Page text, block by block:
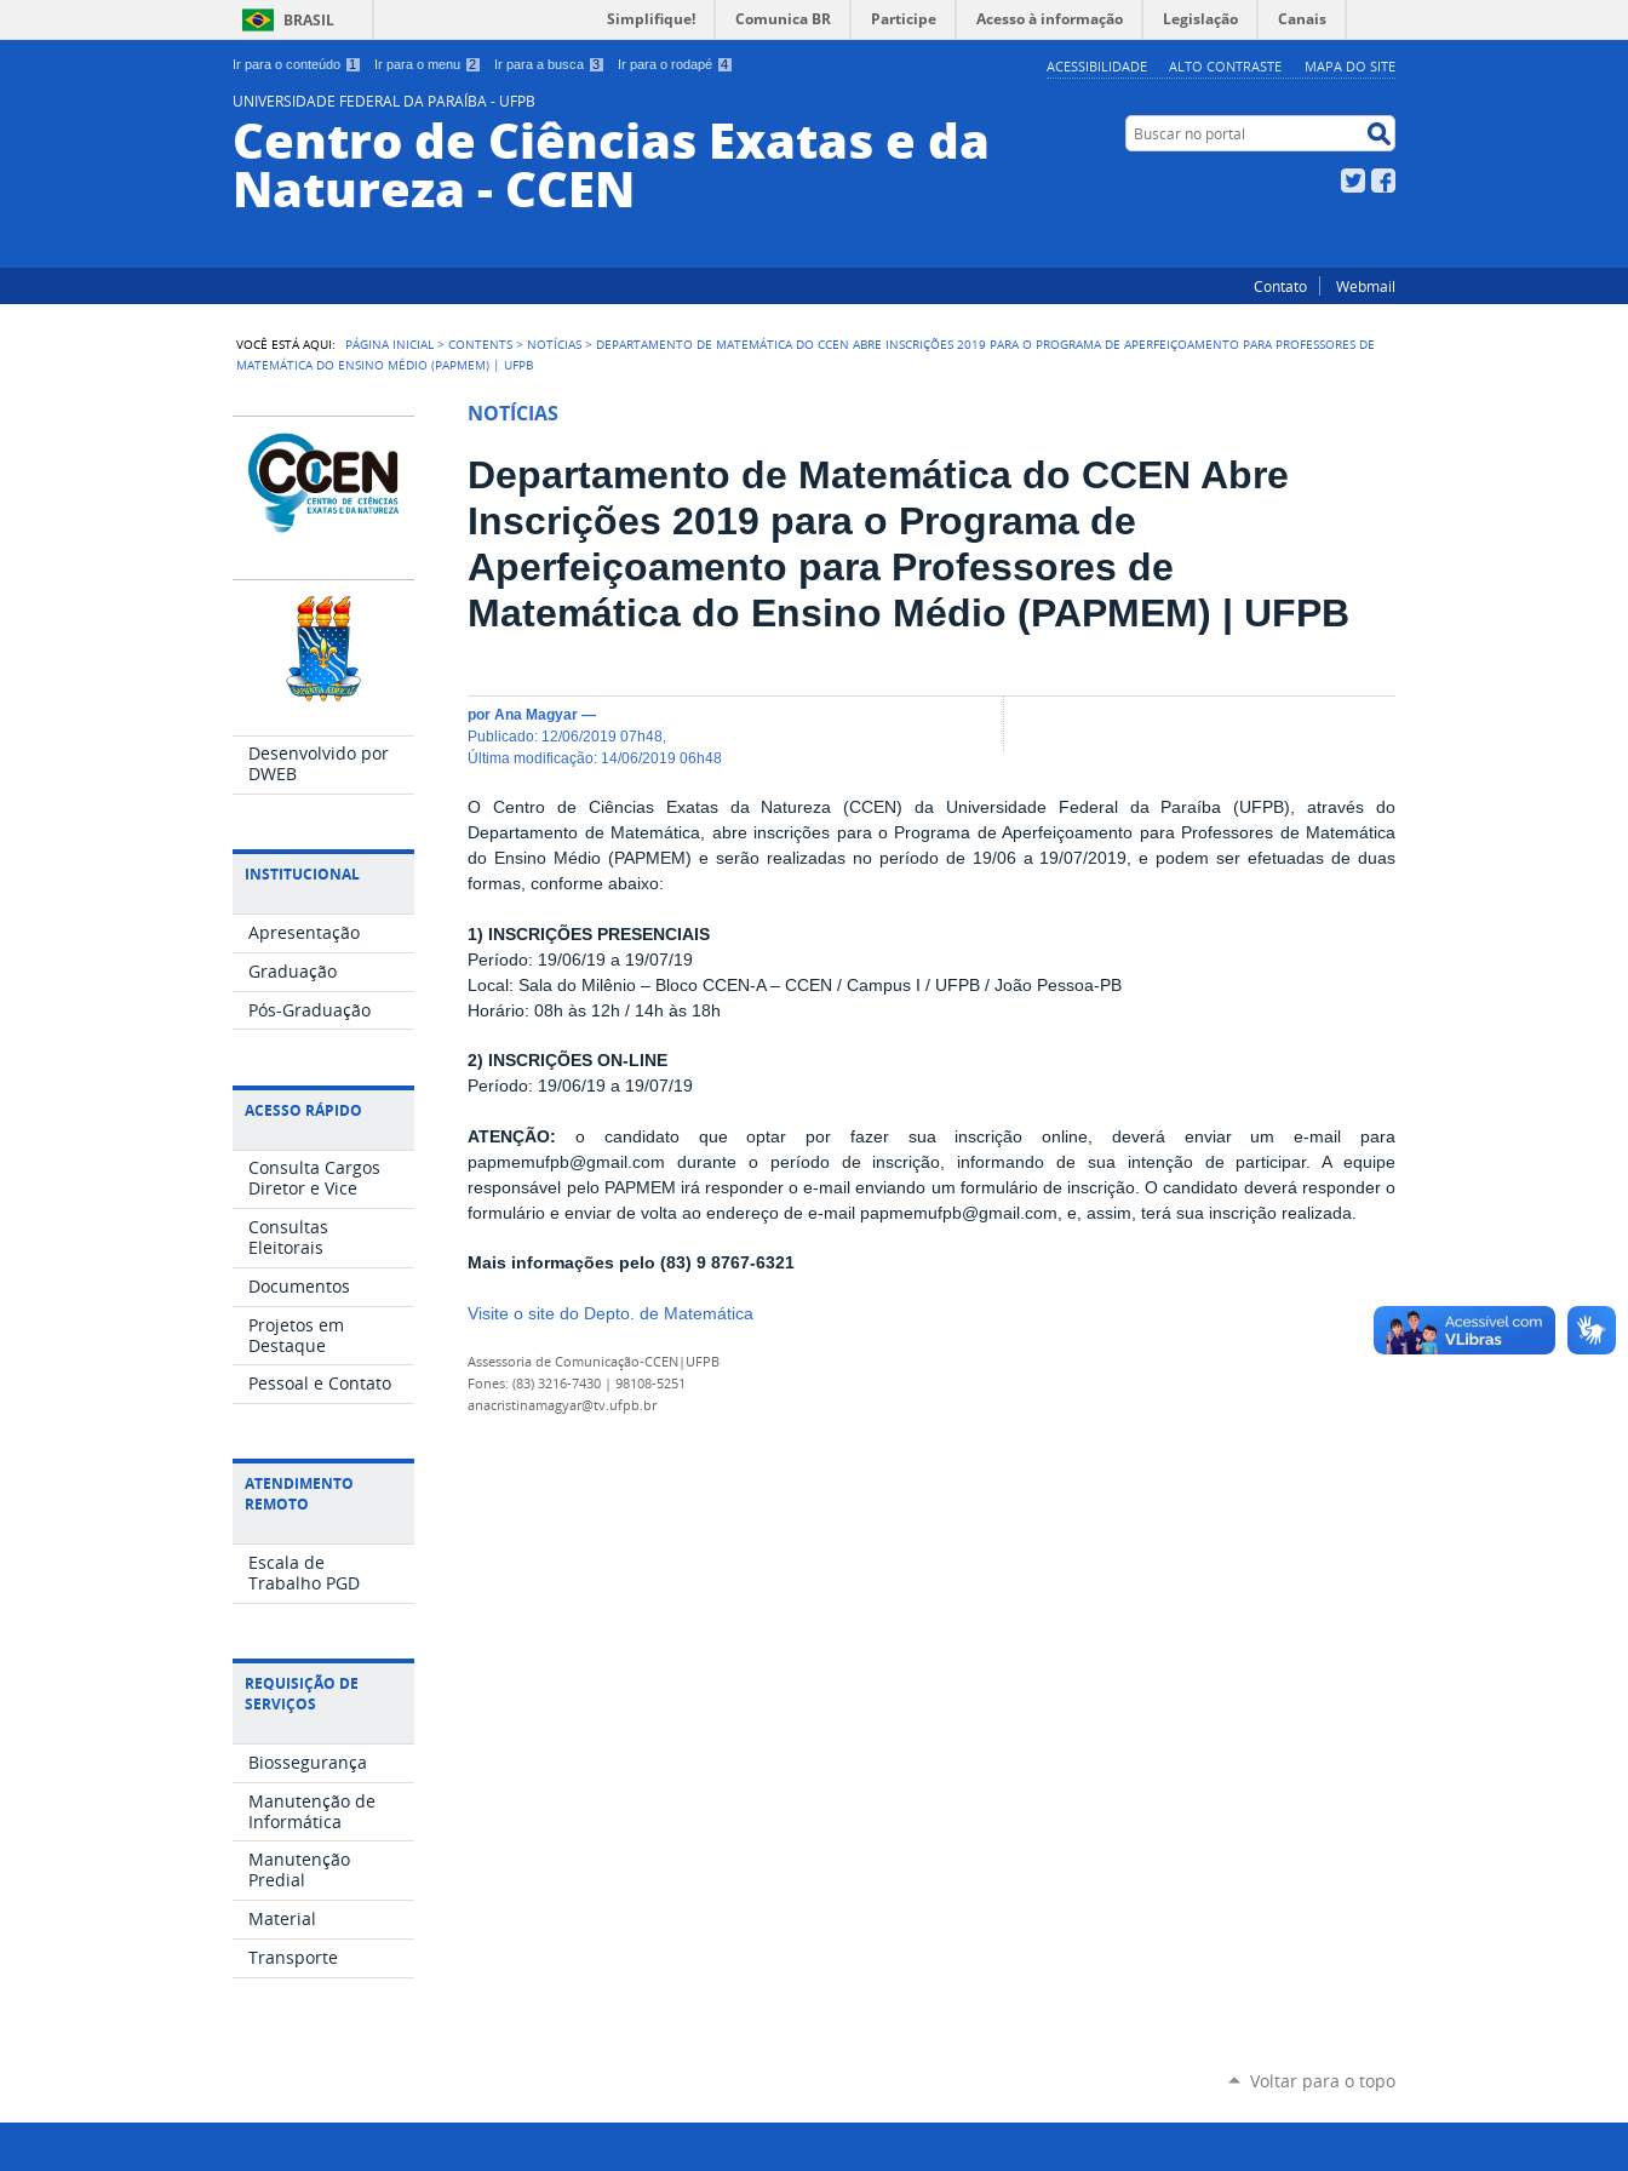
Ir para o conteúdo 1 Ir para o menu 2 Ir para a busca 3 Ir para o rodapé 4 ACESSIBILIDADE ALTO CONTRASTE MAPA DO SITE
BRASIL Simplifique! Comunica BR Participe Acesso à informação Legislação Canais
UNIVERSIDADE FEDERAL DA PARAÍBA - UFPB
Centro de Ciências Exatas e da
Natureza - CCEN
Buscar no portal
Twitter
Contato Webmail
VOCÊ ESTÁ AQUI: PÁGINA INICIAL >CONTENTS > NOTÍCIAS > DEPARTAMENTO DE MATEMÁTICA DO CCEN ABRE INSCRIÇÕES 2019 PARA O PROGRAMA DE APERFEIÇOAMENTO PARA PROFESSORES DE
MATEMÁTICA DO ENSINO MÉDIO (PAPMEM) | UFPB
Desenvolvido por
DWEB
INSTITUCIONAL
Apresentação
Graduação
Pós-Graduação
ACESSO RÁPIDO
Consulta Cargos
Diretor e Vice
Consultas
Eleitorais
Documentos
Projetos em
Destaque
Pessoal e Contato
ATENDIMENTO
REMOTO
Escala de
Trabalho PGD
REQUISIÇÃO DE
SERVIÇOS
Biossegurança
Manutenção de
Informática
Manutenção
Predial
Material
Transporte
NOTÍCIAS
Departamento de Matemática do CCEN Abre
Inscrições 2019 para o Programa de
Aperfeiçoamento para Professores de
Matemática do Ensino Médio (PAPMEM) | UFPB
porAna Magyar —
publicado: 12/06/2019 07h48
última modificação: 14/06/2019 06h48
O Centro de Ciências Exatas da Natureza (CCEN) da Universidade Federal da Paraíba (UFPB), através do
Departamento de Matemática, abre inscrições para o Programa de Aperfeiçoamento para Professores de Matemática
do Ensino Médio (PAPMEM) e serão realizadas no período de 19/06 a 19/07/2019, e podem ser efetuadas de duas
formas, conforme abaixo:
1) INSCRIÇÕES PRESENCIAIS
Período: 19/06/19 a 19/07/19
Local: Sala do Milênio – Bloco CCEN-A – CCEN / Campus I / UFPB / João Pessoa-PB
Horário: 08h às 12h / 14h às 18h
2) INSCRIÇÕES ON-LINE
Período: 19/06/19 a 19/07/19
ATENÇÃO: o candidato que optar por fazer sua inscrição online, deverá enviar um e-mail para
papmemufpb@gmail.com durante o período de inscrição, informando de sua intenção de participar. A equipe
responsável pelo PAPMEM irá responder o e-mail enviando um formulário de inscrição. O candidato deverá responder o
formulário e enviar de volta ao endereço de e-mail papmemufpb@gmail.com, e, assim, terá sua inscrição realizada.
Mais informações pelo (83) 9 8767-6321
Visite o site do Depto. de Matemática
Assessoria de Comunicação-CCEN|UFPB
Fones: (83) 3216-7430 | 98108-5251
anacristinamagyar@tv.ufpb.br
Voltar para o topo